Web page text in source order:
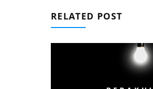
RELATED POST